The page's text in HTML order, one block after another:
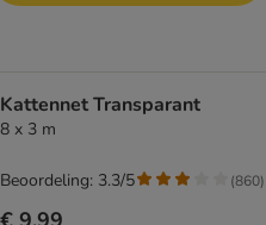
Kattennet Transparant
8 x 3 m
Beoordeling: 3.3/5 (860)